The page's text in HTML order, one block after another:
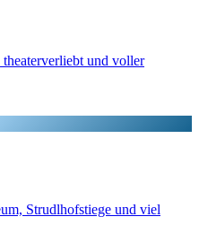
und voller
Strudlhofstiege und viel